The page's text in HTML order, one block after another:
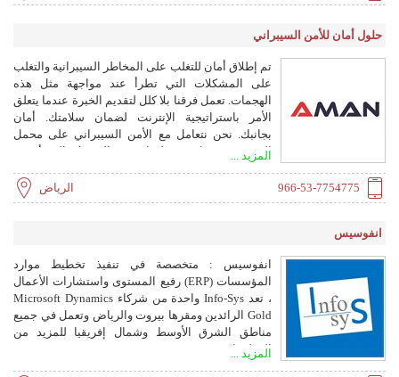
متطلبات واحتياجات عملائنا وبما يتوافق مع المعايير
نظام الاعتمادات في كل عمليات الطلبات ويمكن
إعدادها بمستويات متعددة.
حلول أمان للأمن السيبراني
تم إطلاق أمان للتغلب على المخاطر السيبرانية والتغلب
على المشكلات التي تطرأ عند مواجهة مثل هذه
الهجمات. تعمل فرقنا بلا كلل لتقديم الخبرة عندما يتعلق
الأمر باستراتيجية الإنترنت لضمان سلامتك. أمان
بجانبك. نحن نتعامل مع الأمن السيبراني على محمل
الجد حتى تتمكن منظمتك من الوصول إلى أقصى
المزيد ...
966-53-7754775 الرياض
انفوسيس
انفوسيس : متخصصة في تنفيذ تخطيط موارد
المؤسسات (ERP) رفيع المستوى واستشارات الأعمال
، تعد Info-Sys واحدة من شركاء Microsoft Dynamics
Gold الرائدين ومقرها بيروت والرياض وتعمل في جميع
مناطق الشرق الأوسط وشمال إفريقيا للمزيد من
المعلومات: https://www.info-sys.com
المزيد ...